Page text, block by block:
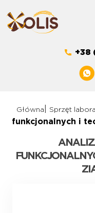
to
content
+38
Główna Sprzęt
funkcjonalnych i